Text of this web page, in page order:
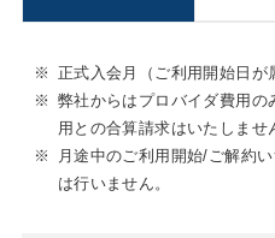
※ 正式入会月（ご利用開始日が
※ 弊社からはプロバイダ費用
用との合算請求はいたしませ
※
月途中のご利用開始/ご解約
は行いません。